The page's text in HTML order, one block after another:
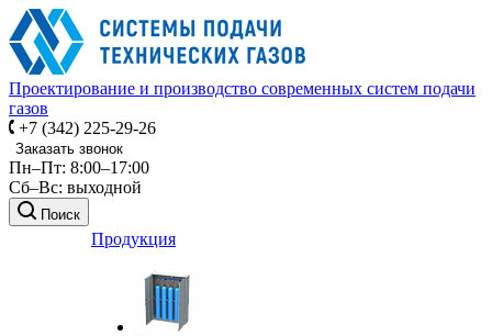
Проектирование и производство современных систем подачи
газов
+7 (342) 225-29-26
Заказать звонок
Пн–Пт: 8:00–17:00
Сб–Вс: выходной
Поиск
Продукция